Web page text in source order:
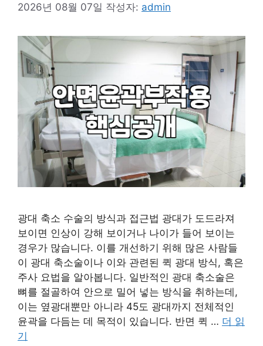
2026년 08월 07일 작성자: admin
광대 축소 수술의 방식과 접근법 광대가 도드라져
보이면 인상이 강해 보이거나 나이가 들어 보이는
경우가 많습니다. 이를 개선하기 위해 많은 사람들
이 광대 축소술이나 이와 관련된 퀵 광대 방식, 혹은
주사 요법을 알아봅니다. 일반적인 광대 축소술은
뼈를 절골하여 안으로 밀어 넣는 방식을 취하는데,
이는 옆광대뿐만 아니라 45도 광대까지 전체적인
윤곽을 다듬는 데 목적이 있습니다. 반면 퀵 … 더 읽
기